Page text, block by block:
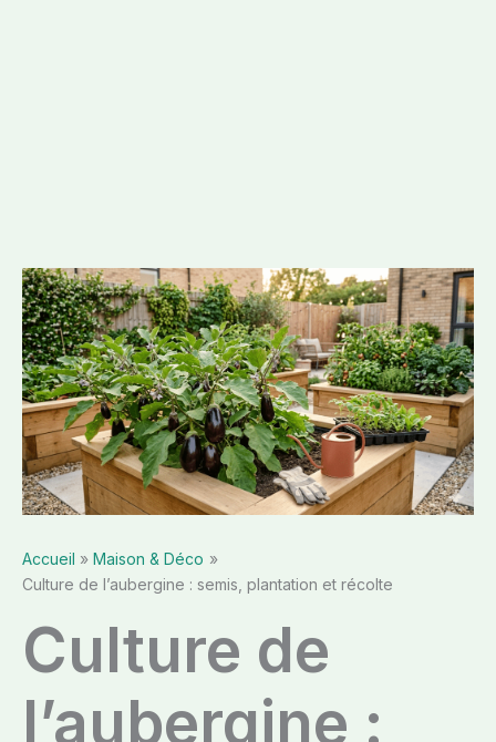
Accueil
Maison & Déco
Culture de l’aubergine : semis, plantation et récolte
Culture de
l’aubergine :